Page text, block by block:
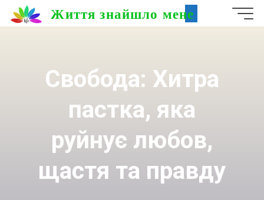
Skip
Життя знайшло мене
Свобода: Хитра
пастка, яка
руйнує любов,
щастя та правду